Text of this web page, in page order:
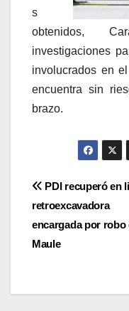
s
obtenidos,
investigaciones
involucrados en
encuentra sin
brazo.
de
entradas
PDI recuperó en
retroexcavadora
encargada por robo
Maule